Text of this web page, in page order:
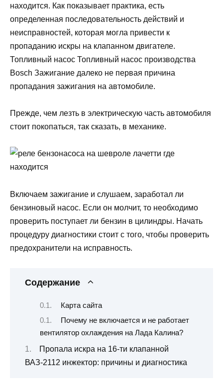
находится. Как показывает практика, есть
определенная последовательность действий и
неисправностей, которая могла привести к
пропаданию искры на клапанном двигателе.
Топливный насос Топливный насос производства
Bosch Зажигание далеко не первая причина
пропадания зажигания на автомобиле.
Прежде, чем лезть в электрическую часть автомобиля
стоит покопаться, так сказать, в механике.
Включаем зажигание и слушаем, заработал ли
бензиновый насос. Если он молчит, то необходимо
проверить поступает ли бензин в цилиндры. Начать
процедуру диагностики стоит с того, чтобы проверить
предохранители на исправность.
Содержание
Карта сайта
Почему не включается и не работает
вентилятор охлаждения на Лада Калина?
Пропала искра на 16-ти клапанной
ВАЗ-2112 инжектор: причины и диагностика